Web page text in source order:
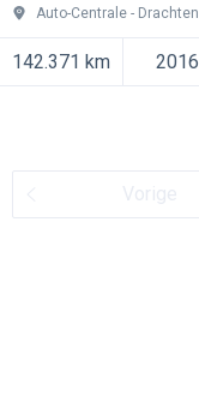
Auto-Centrale
Drachten
142.371 km 2016